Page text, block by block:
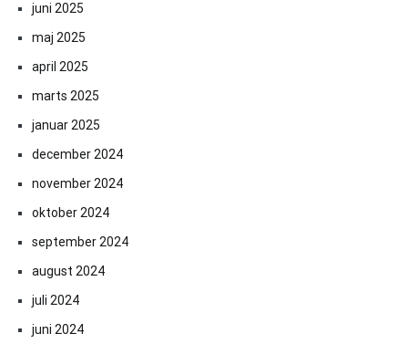
juni 2025
maj 2025
april 2025
marts 2025
januar 2025
december 2024
november 2024
oktober 2024
september 2024
august 2024
juli 2024
juni 2024